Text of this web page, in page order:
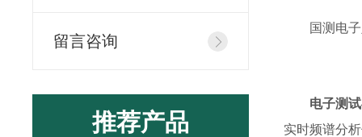
留言咨询
推荐产品
国测电
电子测
实时频谱分